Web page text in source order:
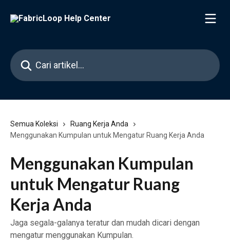
Cari artikel…
Semua Koleksi
Ruang Kerja Anda
Menggunakan Kumpulan untuk Mengatur Ruang Kerja Anda
Menggunakan Kumpulan
untuk Mengatur Ruang
Kerja Anda
Jaga segala-galanya teratur dan mudah dicari dengan
mengatur menggunakan Kumpulan.